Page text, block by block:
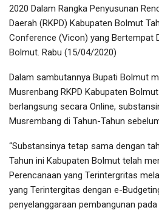
2020 Dalam Rangka Penyusunan
Daerah (RKPD) Kabupaten Bolmut
Conference (Vicon) yang Bertempat
Bolmut. Rabu (15/04/2020)
Dalam sambutannya Bupati Bolmut
Musrenbang RKPD Kabupaten
berlangsung secara Online,
Musrembang di Tahun-Tahun
“Substansinya tetap sama dengan
Tahun ini Kabupaten Bolmut telah
Perencanaan yang Terintergritas
yang Terintergitas dengan e-
penyelanggaraan pembangunan